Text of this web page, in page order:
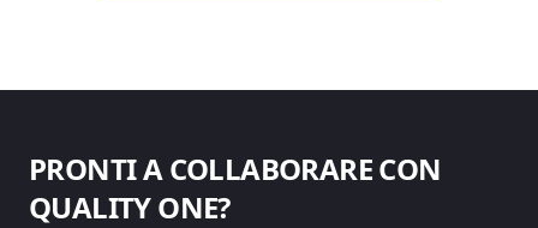
PRONTI A COLLABORARE CON
QUALITY ONE?